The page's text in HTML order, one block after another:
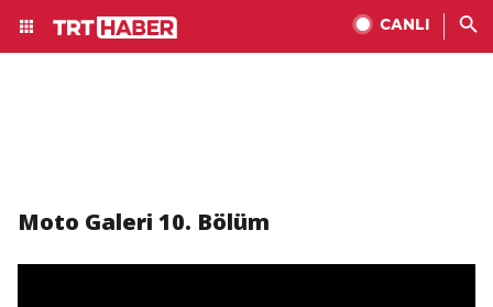
CANLI
Moto Galeri 10. Bölüm